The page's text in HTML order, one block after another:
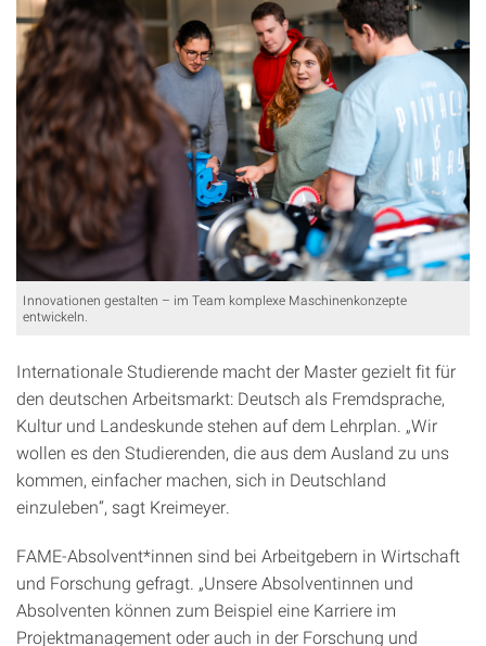
Innovationen gestalten – im Team komplexe Maschinenkonzepte
entwickeln.
Internationale Studierende macht der Master gezielt fit für
den deutschen Arbeitsmarkt: Deutsch als Fremdsprache,
Kultur und Landeskunde stehen auf dem Lehrplan. „Wir
wollen es den Studierenden, die aus dem Ausland zu uns
kommen, einfacher machen, sich in Deutschland
einzuleben“, sagt Kreimeyer.
FAME-Absolvent*innen sind bei Arbeitgebern in Wirtschaft
und Forschung gefragt. „Unsere Absolventinnen und
Absolventen können zum Beispiel eine Karriere im
Projektmanagement oder auch in der Forschung und